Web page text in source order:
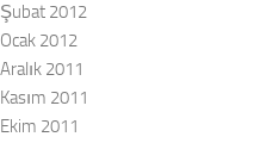
Şubat 2012
Ocak 2012
Aralık 2011
Kasım 2011
Ekim 2011